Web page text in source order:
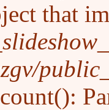
that